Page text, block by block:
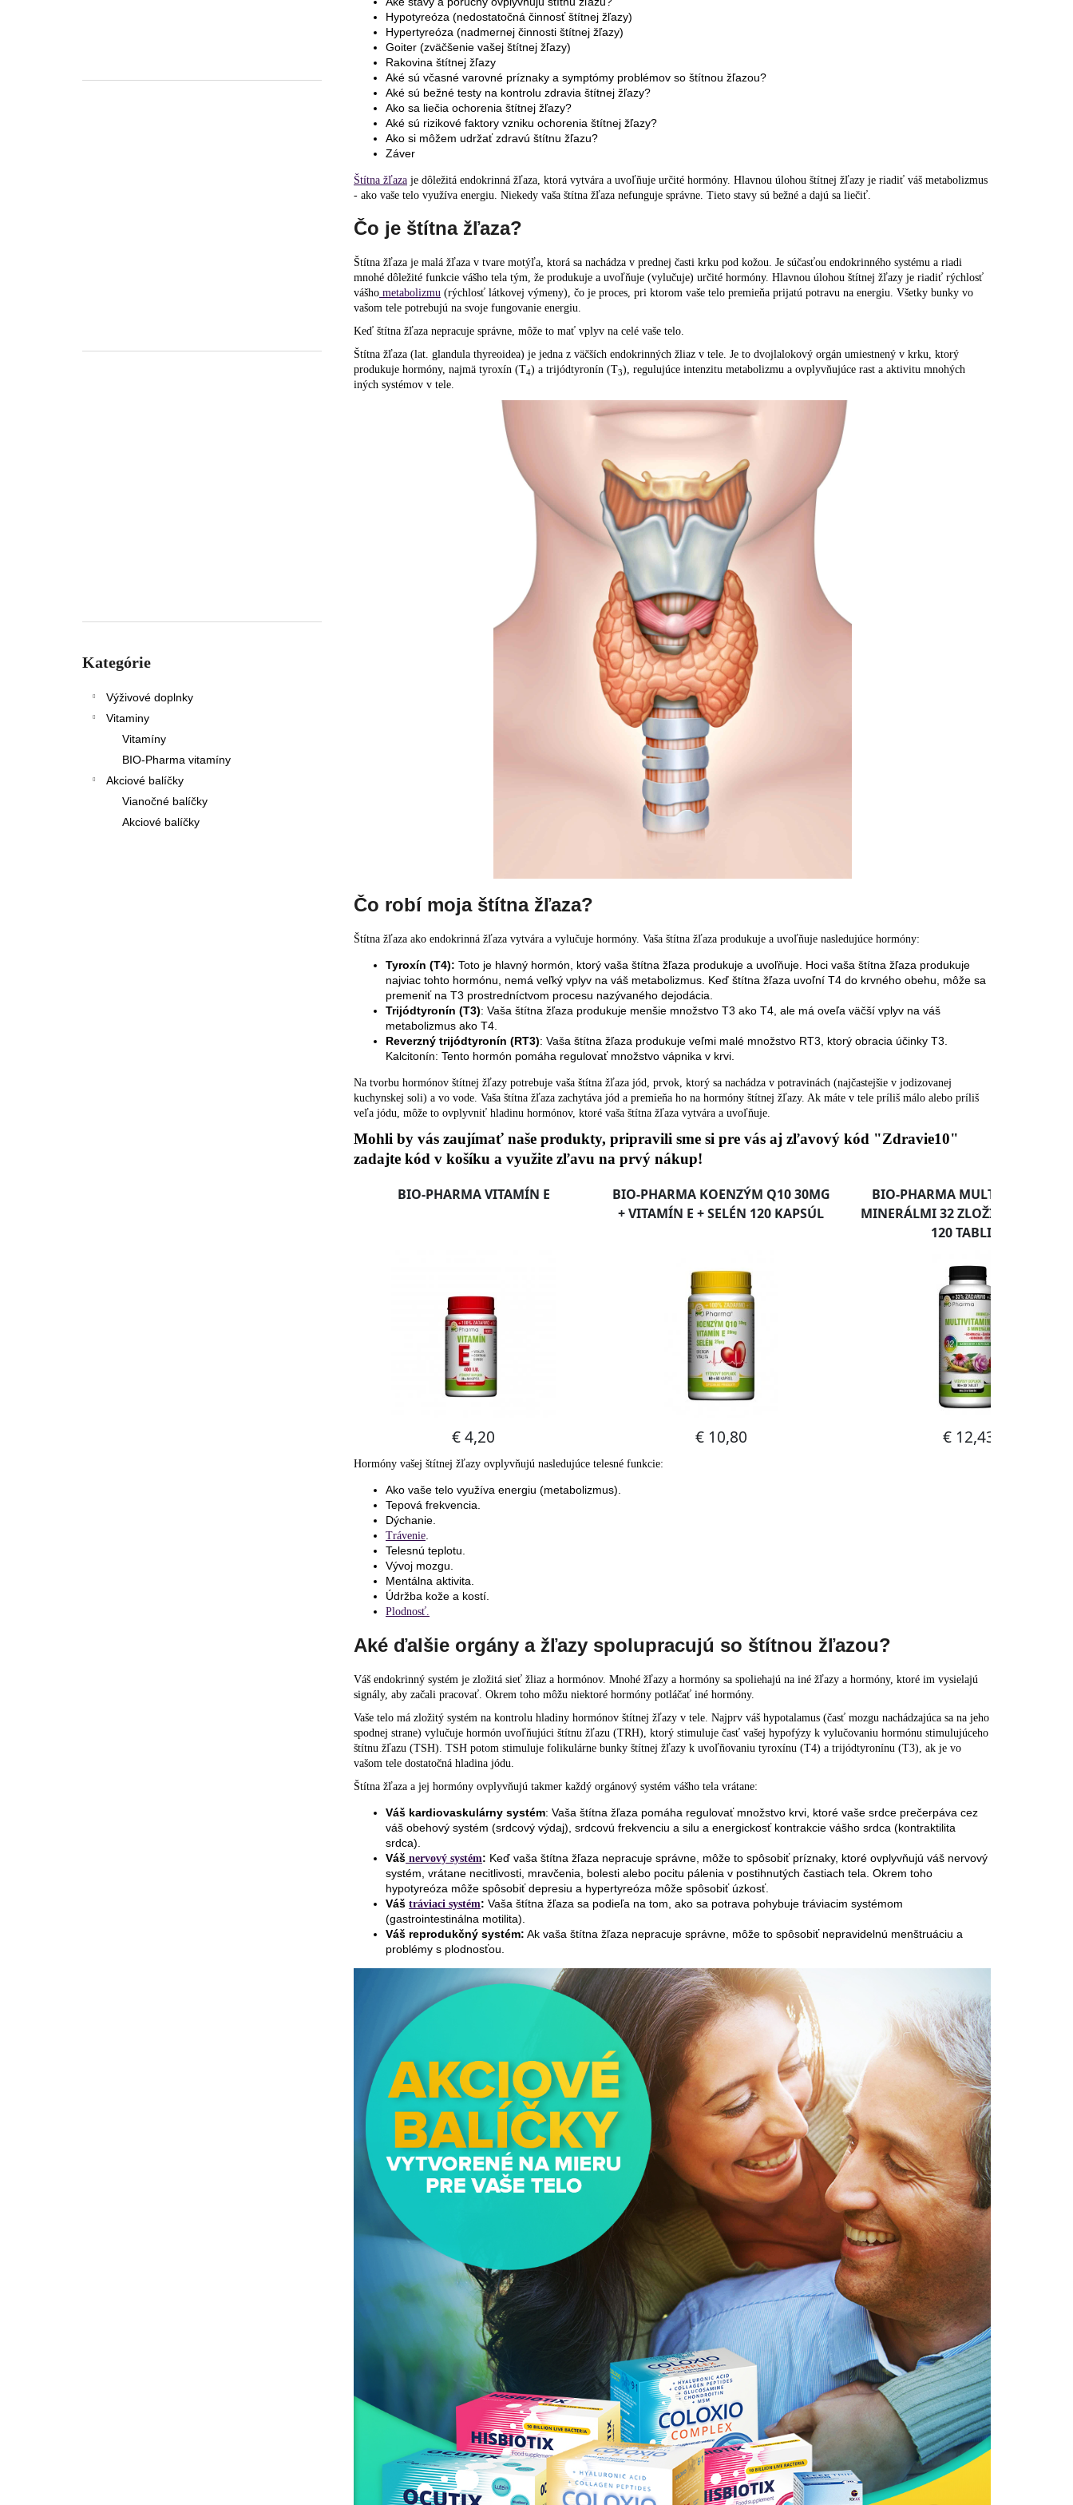
kategórie
Kategórie
Výživové doplnky
Vitaminy
Vitamíny
BIO-Pharma vitamíny
Akciové balíčky
Vianočné balíčky
Akciové balíčky
Hypotyreóza (nedostatočná činnosť štítnej žľazy)
Hypertyreóza (nadmernej činnosti štítnej žľazy)
Goiter (zväčšenie vašej štítnej žľazy)
Rakovina štítnej žľazy
Aké sú včasné varovné príznaky a symptómy problémov so štítnou žľazou?
Aké sú bežné testy na kontrolu zdravia štítnej žľazy?
Ako sa liečia ochorenia štítnej žľazy?
Aké sú rizikové faktory vzniku ochorenia štítnej žľazy?
Ako si môžem udržať zdravú štítnu žľazu?
Záver
Štítna žľaza je dôležitá endokrinná žľaza, ktorá vytvára a uvoľňuje určité hormóny. Hlavnou úlohou štítnej žľazy je riadiť váš metabolizmus
- ako vaše telo využíva energiu. Niekedy vaša štítna žľaza nefunguje správne. Tieto stavy sú bežné a dajú sa liečiť.
Čo je štítna žľaza?
Štítna žľaza je malá žľaza v tvare motýľa, ktorá sa nachádza v prednej časti krku pod kožou. Je súčasťou endokrinného systému a riadi
mnohé dôležité funkcie vášho tela tým, že produkuje a uvoľňuje (vylučuje) určité hormóny. Hlavnou úlohou štítnej žľazy je riadiť rýchlosť
vášho metabolizmu (rýchlosť látkovej výmeny), čo je proces, pri ktorom vaše telo premieňa prijatú potravu na energiu. Všetky bunky vo
vašom tele potrebujú na svoje fungovanie energiu.
Keď štítna žľaza nepracuje správne, môže to mať vplyv na celé vaše telo.
Štítna žľaza (lat. glandula thyreoidea) je jedna z väčších endokrinných žliaz v tele. Je to dvojlalokový orgán umiestnený v krku, ktorý
produkuje hormóny, najmä tyroxín (T4) a trijódtyronín (T3), regulujúce intenzitu metabolizmu a ovplyvňujúce rast a aktivitu mnohých
iných systémov v tele.
Čo robí moja štítna žľaza?
Štítna žľaza ako endokrinná žľaza vytvára a vylučuje hormóny. Vaša štítna žľaza produkuje a uvoľňuje nasledujúce hormóny:
Tyroxín (T4): Toto je hlavný hormón, ktorý vaša štítna žľaza produkuje a uvoľňuje. Hoci vaša štítna žľaza produkuje
najviac tohto hormónu, nemá veľký vplyv na váš metabolizmus. Keď štítna žľaza uvoľní T4 do krvného obehu, môže sa
premeniť na T3 prostredníctvom procesu nazývaného dejodácia.
Trijódtyronín (T3): Vaša štítna žľaza produkuje menšie množstvo T3 ako T4, ale má oveľa väčší vplyv na váš
metabolizmus ako T4.
Reverzný trijódtyronín (RT3): Vaša štítna žľaza produkuje veľmi malé množstvo RT3, ktorý obracia účinky T3.
Kalcitonín: Tento hormón pomáha regulovať množstvo vápnika v krvi.
Na tvorbu hormónov štítnej žľazy potrebuje vaša štítna žľaza jód, prvok, ktorý sa nachádza v potravinách (najčastejšie v jodizovanej
kuchynskej soli) a vo vode. Vaša štítna žľaza zachytáva jód a premieňa ho na hormóny štítnej žľazy. Ak máte v tele príliš málo alebo príliš
veľa jódu, môže to ovplyvniť hladinu hormónov, ktoré vaša štítna žľaza vytvára a uvoľňuje.
Mohli by vás zaujímať naše produkty, pripravili sme si pre vás aj zľavový kód "Zdravie10"
zadajte kód v košíku a využite zľavu na prvý nákup!
Hormóny vašej štítnej žľazy ovplyvňujú nasledujúce telesné funkcie:
Ako vaše telo využíva energiu (metabolizmus).
Tepová frekvencia.
Dýchanie.
Trávenie.
Telesnú teplotu.
Vývoj mozgu.
Mentálna aktivita.
Údržba kože a kostí.
Plodnosť.
Aké ďalšie orgány a žľazy spolupracujú so štítnou žľazou?
Váš endokrinný systém je zložitá sieť žliaz a hormónov. Mnohé žľazy a hormóny sa spoliehajú na iné žľazy a hormóny, ktoré im vysielajú
signály, aby začali pracovať. Okrem toho môžu niektoré hormóny potláčať iné hormóny.
Vaše telo má zložitý systém na kontrolu hladiny hormónov štítnej žľazy v tele. Najprv váš hypotalamus (časť mozgu nachádzajúca sa na jeho
spodnej strane) vylučuje hormón uvoľňujúci štítnu žľazu (TRH), ktorý stimuluje časť vašej hypofýzy k vylučovaniu hormónu stimulujúceho
štítnu žľazu (TSH). TSH potom stimuluje folikulárne bunky štítnej žľazy k uvoľňovaniu tyroxínu (T4) a trijódtyronínu (T3), ak je vo
vašom tele dostatočná hladina jódu.
Štítna žľaza a jej hormóny ovplyvňujú takmer každý orgánový systém vášho tela vrátane:
Váš kardiovaskulárny systém: Vaša štítna žľaza pomáha regulovať množstvo krvi, ktoré vaše srdce prečerpáva cez
váš obehový systém (srdcový výdaj), srdcovú frekvenciu a silu a energickosť kontrakcie vášho srdca (kontraktilita
srdca).
Váš nervový systém: Keď vaša štítna žľaza nepracuje správne, môže to spôsobiť príznaky, ktoré ovplyvňujú váš nervový
systém, vrátane necitlivosti, mravčenia, bolesti alebo pocitu pálenia v postihnutých častiach tela. Okrem toho
hypotyreóza môže spôsobiť depresiu a hypertyreóza môže spôsobiť úzkosť.
Váš tráviaci systém: Vaša štítna žľaza sa podieľa na tom, ako sa potrava pohybuje tráviacim systémom
(gastrointestinálna motilita).
Váš reprodukčný systém: Ak vaša štítna žľaza nepracuje správne, môže to spôsobiť nepravidelnú menštruáciu a
problémy s plodnosťou.